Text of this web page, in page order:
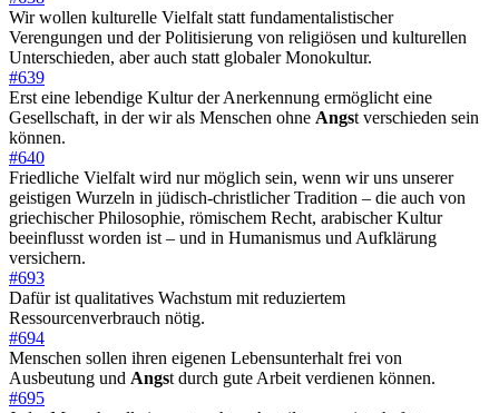
Wir wollen kulturelle Vielfalt statt fundamentalistischer
Verengungen und der Politisierung von religiösen und kulturellen
Unterschieden, aber auch statt globaler Monokultur.
#639
Erst eine lebendige Kultur der Anerkennung ermöglicht eine
Gesellschaft, in der wir als Menschen ohne Angst verschieden sein
können.
#640
Friedliche Vielfalt wird nur möglich sein, wenn wir uns unserer
geistigen Wurzeln in jüdisch-christlicher Tradition – die auch von
griechischer Philosophie, römischem Recht, arabischer Kultur
beeinflusst worden ist – und in Humanismus und Aufklärung
versichern.
#693
Dafür ist qualitatives Wachstum mit reduziertem
Ressourcenverbrauch nötig.
#694
Menschen sollen ihren eigenen Lebensunterhalt frei von
Ausbeutung und Angst durch gute Arbeit verdienen können.
#695